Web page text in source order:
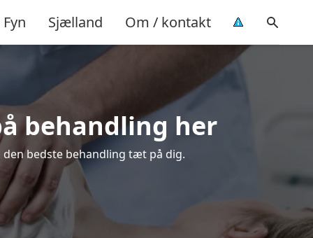
Fyn Sjælland Om / kontakt
behandling her
bedste behandling tæt på dig.